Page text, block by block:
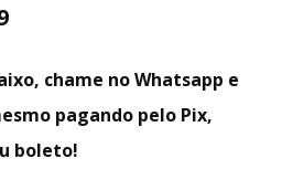
chame no Whatsapp e
pagando pelo Pix,
boleto!